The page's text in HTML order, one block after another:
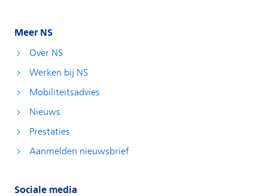
Meer NS
Over NS
Werken bij NS
Mobiliteitsadvies
Nieuws
Prestaties
Aanmelden nieuwsbrief
Sociale media